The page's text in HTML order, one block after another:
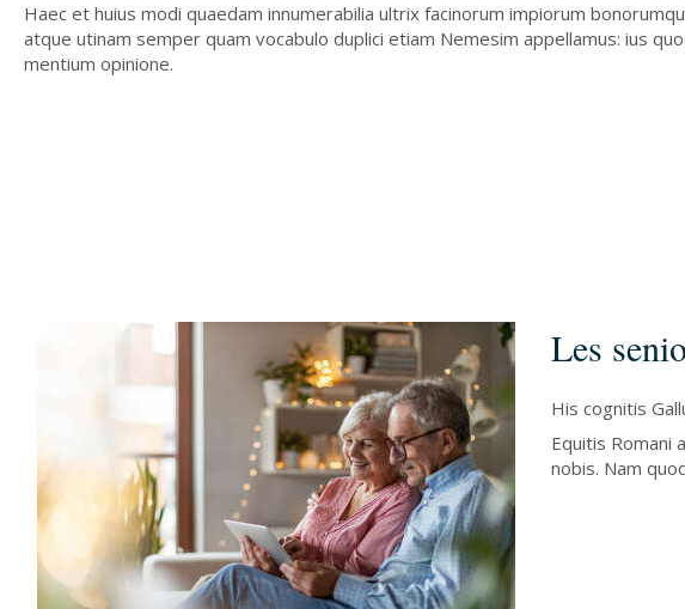
Haec et huius modi quaedam innumerabilia ultrix facinorum impiorum
atque utinam semper quam vocabulo duplici etiam Nemesim appellamus: ius
mentium opinione.
Les
His cognitis
Equitis Romani
nobis. Nam